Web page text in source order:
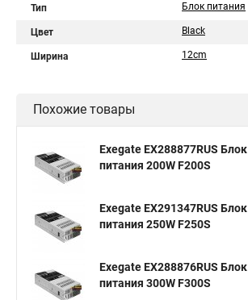
Тип Блок питания
Цвет Black
Ширина 12cm
Похожие товары
Exegate EX288877RUS Блок
питания 200W F200S
Exegate EX291347RUS Блок
питания 250W F250S
Exegate EX288876RUS Блок
питания 300W F300S